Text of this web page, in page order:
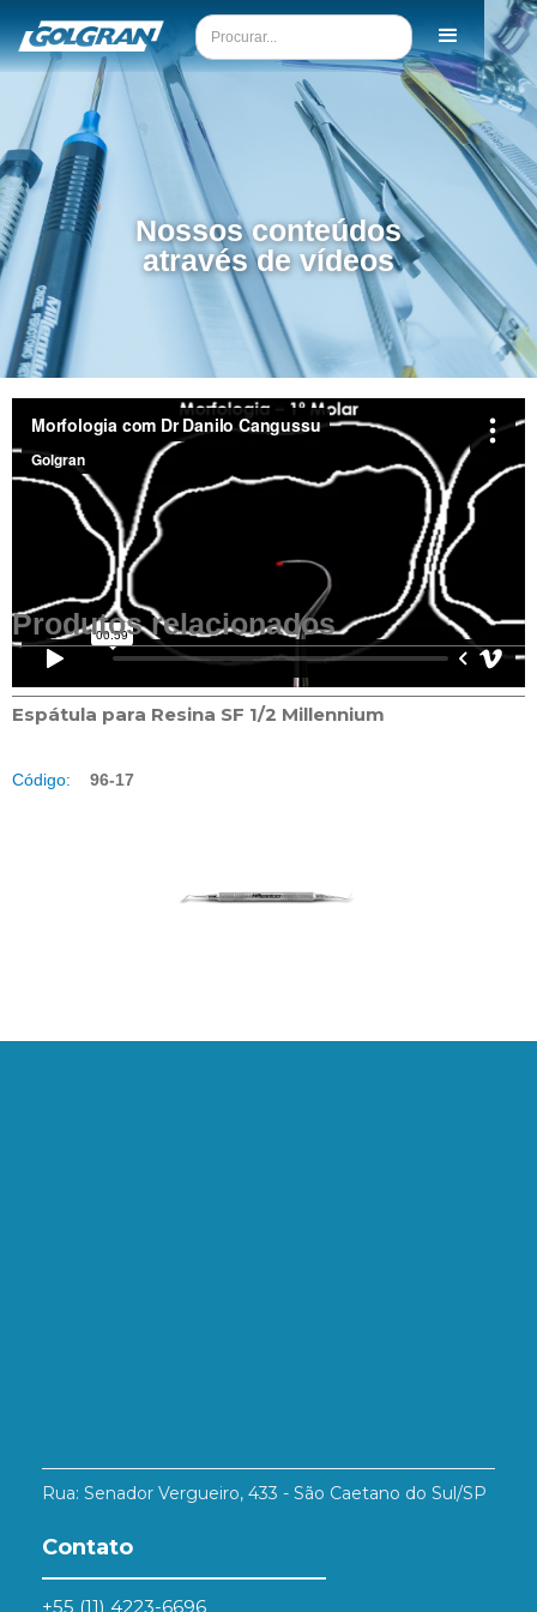
Nossos conteúdos
através de vídeos
Produtos relacionados
Código: 96-17
Espátula para Resina SF 1/2 Millennium
Rua: Senador Vergueiro, 433 - São Caetano do Sul/SP
Contato
+55 (11) 4223-6696